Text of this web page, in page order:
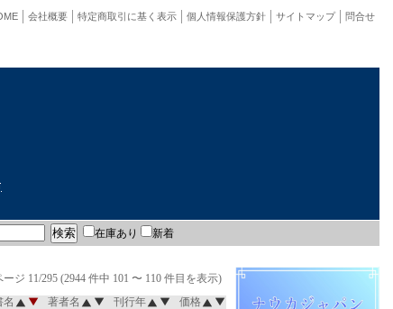
問合せ
サイトマップ
個人情報保護方針
特定商取引に基く表示
会社概要
在庫あり 新着
ージ 11/295 (2944 件中 101 〜 110 件目を表示)
著者名 刊行年 価格